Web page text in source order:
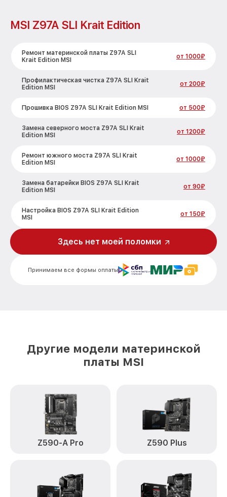
MSI Z97A SLI Krait Edition
Ремонт материнской платы Z97A SLI
Krait Edition MSI
от 1000₽
Профилактическая чистка Z97A SLI Krait
Edition MSI
от 200₽
Прошивка BIOS Z97A SLI Krait Edition MSI от 500₽
Замена северного моста Z97A SLI Krait
Edition MSI
от 1200₽
Ремонт южного моста Z97A SLI Krait
Edition MSI
от 1000₽
Замена батарейки BIOS Z97A SLI Krait
Edition MSI
от 90₽
Настройка BIOS Z97A SLI Krait Edition
MSI
от 150₽
Принимаем все формы оплаты
Здесь нет моей поломки
Другие модели материнской
платы MSI
Z590-A Pro Z590 Plus